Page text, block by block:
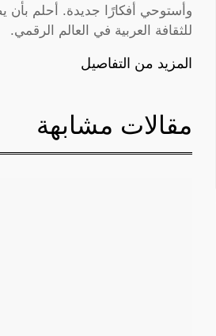
وأستوحي أفكارًا جديدة. أحلم بأن
للثقافة العربية في العالم الرقمي.
المزيد من التفاصيل
مقالات مشابهة